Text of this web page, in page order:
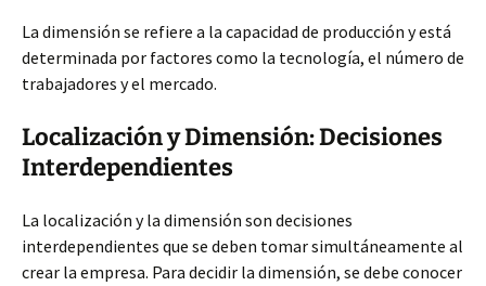
La dimensión se refiere a la capacidad de producción y está
determinada por factores como la tecnología, el número de
trabajadores y el mercado.
Localización y Dimensión: Decisiones
Interdependientes
La localización y la dimensión son decisiones
interdependientes que se deben tomar simultáneamente al
crear la empresa. Para decidir la dimensión, se debe conocer